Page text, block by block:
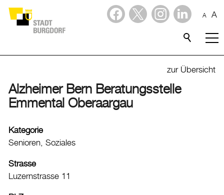
A A
Willkommen in Burgdorf
Lebensqualität
Freizeit
Freizeitangebote
Grünräume
zur Übersicht
Alzheimer Bern Beratungsstelle
Emmental Oberaargau
Kategorie
Senioren, Soziales
Strasse
Luzernstrasse 11